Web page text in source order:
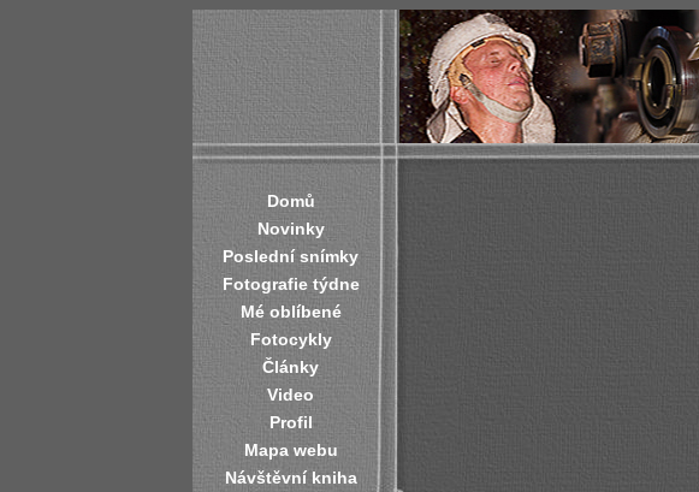
Domů
Novinky
Poslední snímky
Fotografie týdne
Mé oblíbené
Fotocykly
Články
Video
Profil
Mapa webu
Návštěvní kniha